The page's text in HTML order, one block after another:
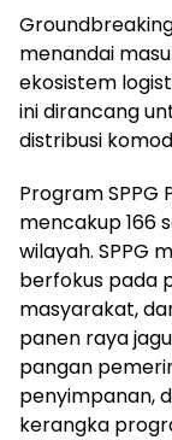
menandai
ekosistem
ini dirancang
distribusi
Program
mencakup 166
wilayah. SPPG
berfokus pada
masyarakat,
panen raya
pangan
penyimpanan,
kerangka